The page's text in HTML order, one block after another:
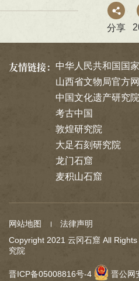
分享
友情链接： 中华人民共和国国
山西省文物局官方
中国文化遗产研究院
考古中国
敦煌研究院
大足石刻研究院
龙门石窟
麦积山石窟
网站地图
法律声明
Copyright 2021 云冈石窟 All
究院
晋ICP备05008816号-4 晋公网